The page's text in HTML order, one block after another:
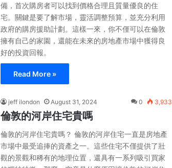
備，首次購房者可以找到價格合理且質量優良的住
宅。關鍵是要了解市場，靈活調整預算，並充分利用
政府的購房援助計劃。這樣一來，你不僅可以在倫敦
擁有自己的家園，還能在未來的房地產市場中獲得良
好的投資回報。
Read More »
jeff ilondon August 31, 2024 0 3,933
倫敦的河岸住宅貴嗎
倫敦的河岸住宅貴嗎？ 倫敦的河岸住宅一直是房地產
市場中最受追捧的資產之一。這些住宅不僅提供了壯
觀的景觀和稀有的地理位置，還具有一系列吸引買家